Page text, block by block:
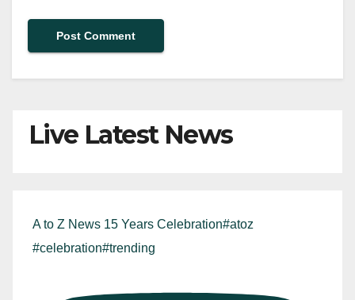
Live Latest News
A to Z News 15 Years Celebration#atoz
#celebration#trending